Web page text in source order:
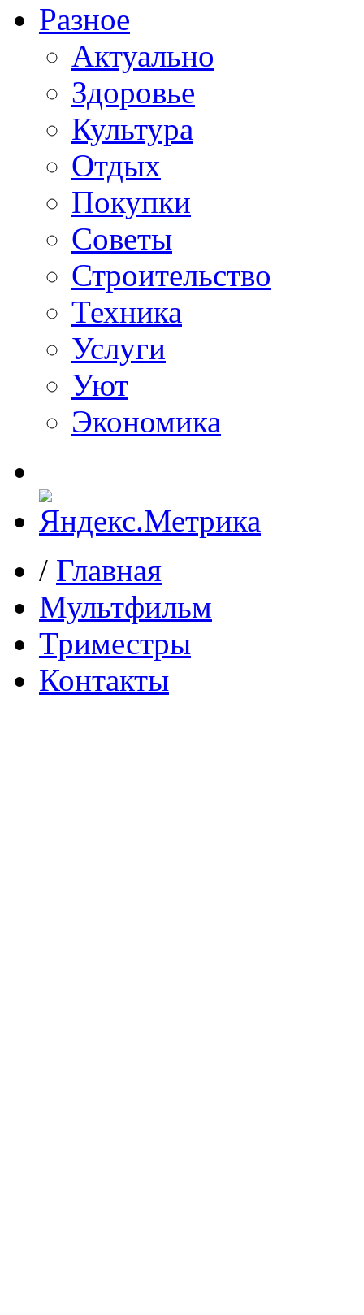
Разное
Актуально
Здоровье
Культура
Отдых
Покупки
Советы
Строительство
Техника
Услуги
Уют
Экономика
/ Главная
Мультфильм
Триместры
Контакты